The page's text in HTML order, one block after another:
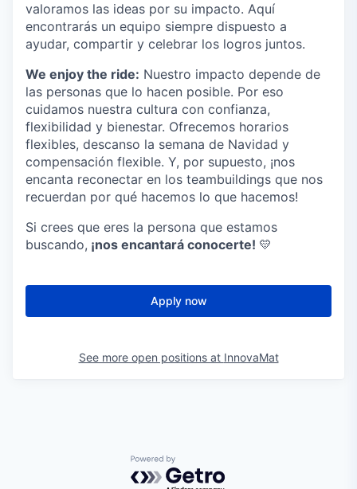
valoramos las ideas por su impacto. Aquí
encontrarás un equipo siempre dispuesto a
ayudar, compartir y celebrar los logros juntos.
We enjoy the ride: Nuestro impacto depende de
las personas que lo hacen posible. Por eso
cuidamos nuestra cultura con confianza,
flexibilidad y bienestar. Ofrecemos horarios
flexibles, descanso la semana de Navidad y
compensación flexible. Y, por supuesto, ¡nos
encanta reconectar en los teambuildings que nos
recuerdan por qué hacemos lo que hacemos!
Si crees que eres la persona que estamos
buscando, ¡nos encantará conocerte! 💛
Apply now
See more open positions at InnovaMat
Powered by Getro.com